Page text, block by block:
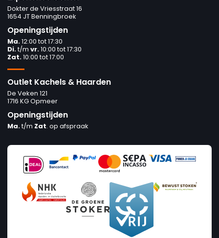
Dokter de Vriesstraat 16
1654 JT Benningbroek
Openingstijden
Ma.12:00 tot 17:30
Di.t/m vr.10:00 tot 17:30
Zat.10:00 tot 17:00
Outlet Kachels & Haarden
De Veken 121
1716 KG Opmeer
Openingstijden
Ma.t/m Zat. op afspraak